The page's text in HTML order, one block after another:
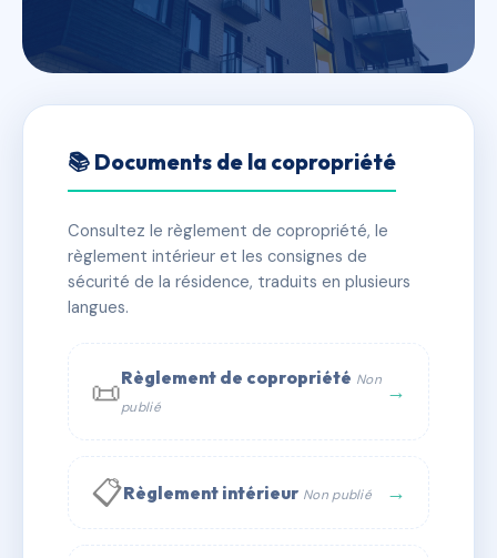
FASSETTA II 105 CHEMIN DU
PERTHUS 13260 CASSIS
📍 105 CHEMIN DU PETHUS CASSIS
✓ Immatriculée 🏠 4 lots 🏗 1 bâtiment(s)
📞 Contacter Syndic Digital 💬 WhatsApp
✉ Email
📚 Documents de la copropriété
Consultez le règlement de copropriété, le
règlement intérieur et les consignes de
sécurité de la résidence, traduits en plusieurs
langues.
📜Règlement de copropriété Non
publié
→
📋Règlement intérieur Non publié →